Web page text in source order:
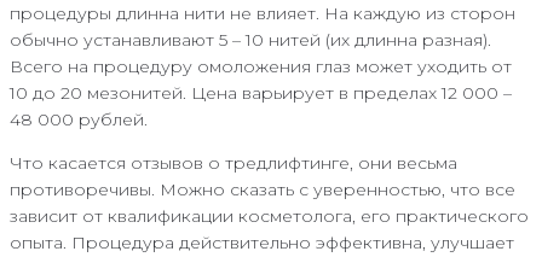
процедуры длинна нити не влияет. На каждую из сторон
обычно устанавливают 5 – 10 нитей (их длинна разная).
Всего на процедуру омоложения глаз может уходить от
10 до 20 мезонитей. Цена варьирует в пределах 12 000 –
48 000 рублей.
Что касается отзывов о тредлифтинге, они весьма
противоречивы. Можно сказать с уверенностью, что все
зависит от квалификации косметолога, его практического
опыта. Процедура действительно эффективна, улучшает